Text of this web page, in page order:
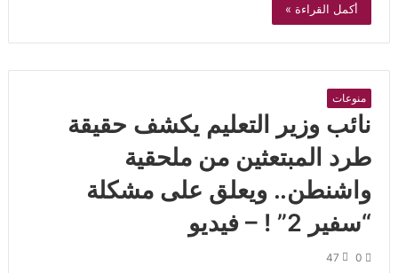
أكمل القراءة »
منوعات
نائب وزير التعليم يكشف حقيقة
طرد المبتعثين من ملحقية
واشنطن.. ويعلق على مشكلة
“سفير 2” ! – فيديو
0
47